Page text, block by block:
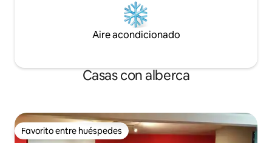
Aire acondicionado
Casas con alberca
Favorito entre huéspedes
Favorito entre huéspedes